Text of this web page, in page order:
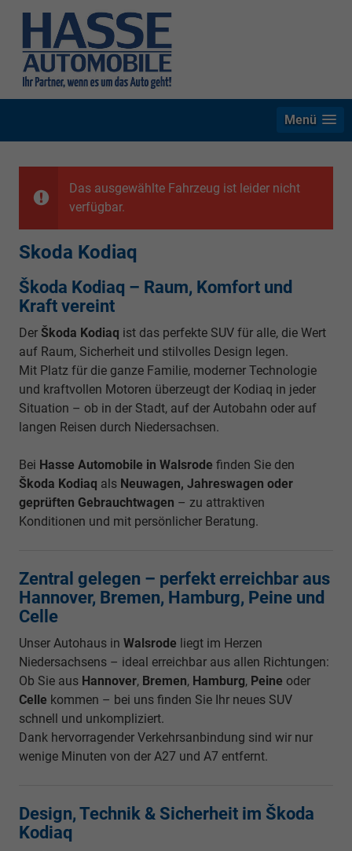
Menü
Das ausgewählte Fahrzeug ist leider nicht
verfügbar.
Skoda Kodiaq
Škoda Kodiaq – Raum, Komfort und
Kraft vereint
Der Škoda Kodiaq ist das perfekte SUV für alle, die Wert
auf Raum, Sicherheit und stilvolles Design legen.
Mit Platz für die ganze Familie, moderner Technologie
und kraftvollen Motoren überzeugt der Kodiaq in jeder
Situation – ob in der Stadt, auf der Autobahn oder auf
langen Reisen durch Niedersachsen.
Bei Hasse Automobile in Walsrode finden Sie den
Škoda Kodiaq als Neuwagen, Jahreswagen oder
geprüften Gebrauchtwagen – zu attraktiven
Konditionen und mit persönlicher Beratung.
Zentral gelegen – perfekt erreichbar aus
Hannover, Bremen, Hamburg, Peine und
Celle
Unser Autohaus in Walsrode liegt im Herzen
Niedersachsens – ideal erreichbar aus allen Richtungen:
Ob Sie aus Hannover, Bremen, Hamburg, Peine oder
Celle kommen – bei uns finden Sie Ihr neues SUV
schnell und unkompliziert.
Dank hervorragender Verkehrsanbindung sind wir nur
wenige Minuten von der A27 und A7 entfernt.
Design, Technik & Sicherheit im Škoda
Kodiaq